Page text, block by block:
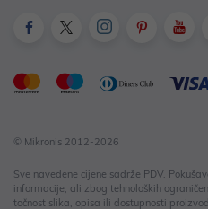
© Mikronis 2012-2026
Sve navedene cijene sadrže PDV.
informacije, ali zbog tehnoloških
točnost slika, opisa ili dostupnosti